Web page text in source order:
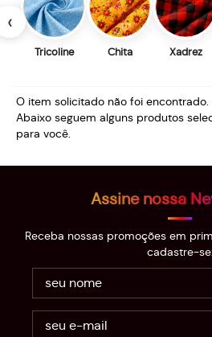
‹
Tricoline Chita Xadrez
O item solicitado não foi encontrado.
Abaixo seguem alguns produtos
para você.
Assine nossa
Receba nossas promoções em
cadastre-se: